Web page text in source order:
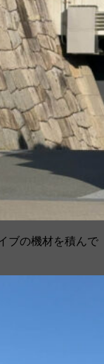
ブの機材を積んで